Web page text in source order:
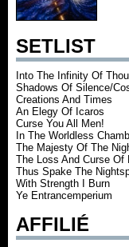
SETLIST
Into The Infinity Of
Shadows Of Silence/
Creations And Times
An Elegy Of Icaros
Curse You All Men!
In The Worldless
The Majesty Of The
The Loss And Curse Of
Thus Spake The
With Strength I Burn
Ye Entrancemperium
AFFILIÉ